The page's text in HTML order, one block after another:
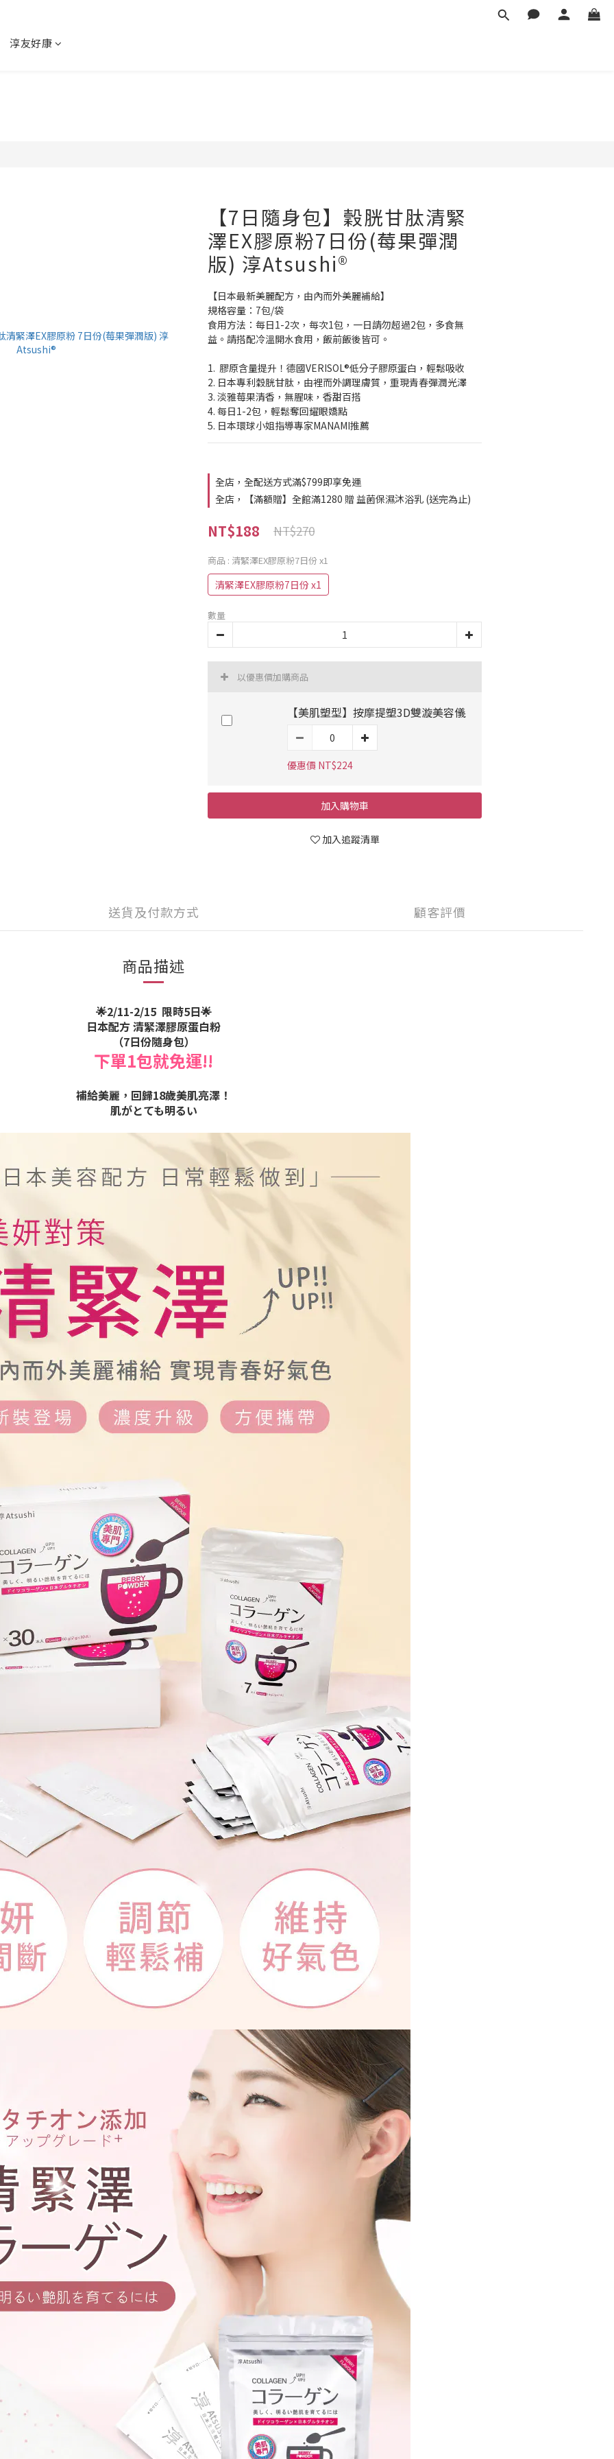
淳友好康
【7日隨身包】穀胱甘肽清緊
澤EX膠原粉7日份(莓果彈潤
版) 淳Atsushi®
【日本最新美麗配方，由內而外美麗補給】
規格容量：7包/袋
食用方法：每日1-2次，每次1包，一日請勿超過2包，多食無
益。請搭配冷溫開水食用，飯前飯後皆可。
1.  膠原含量提升！德國VERISOL®低分子膠原蛋白，輕鬆吸收
2. 日本專利穀胱甘肽，由裡而外調理膚質，重現青春彈潤光澤
3. 淡雅莓果清香，無腥味，香甜百搭
4. 每日1-2包，輕鬆奪回耀眼嬌點
5. 日本環球小姐指導專家MANAMI推薦
全店，全配送方式滿$799即享免運
全店，【滿額贈】全館滿1280 贈 益菌保濕沐浴乳 (送完為止)
NT$188 NT$270
商品 : 清緊澤EX膠原粉7日份 x1
清緊澤EX膠原粉7日份 x1
數量
以優惠價加購商品
【美肌塑型】按摩提塑3D雙漩美容儀
優惠價 NT$224
加入購物車
加入追蹤清單
送貨及付款方式 顧客評價
商品描述
🌟2/11-2/15 限時5日🌟
日本配方 清緊澤膠原蛋白粉
（7日份隨身包）
下單1包就免運!!
補給美麗，回歸18歲美肌亮澤！
肌がとても明るい